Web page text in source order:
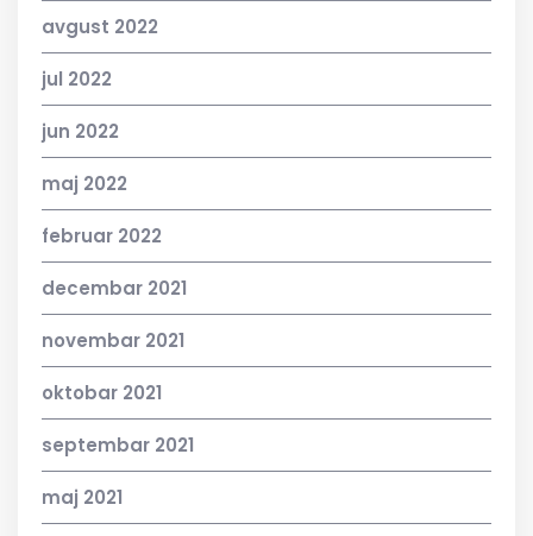
avgust 2022
jul 2022
jun 2022
maj 2022
februar 2022
decembar 2021
novembar 2021
oktobar 2021
septembar 2021
maj 2021